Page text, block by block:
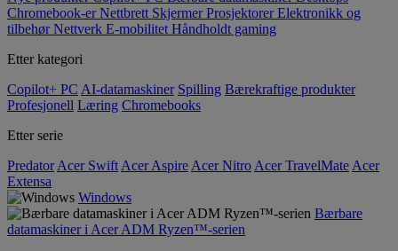
Chromebook-erNettbrett SkjermerProsjektorerElektronikk og
tilbehørNettverk E-mobilitet Håndholdt gaming
Etter kategori
Copilot+ PC AI-datamaskiner Spilling Bærekraftige produkter
Profesjonell Læring Chromebooks
Etter serie
Predator Acer Swift Acer Aspire Acer Nitro Acer TravelMate Acer
Extensa
Windows
Bærbare
datamaskiner i Acer ADM Ryzen™-serien